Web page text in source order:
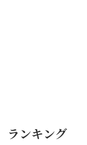
ランキング